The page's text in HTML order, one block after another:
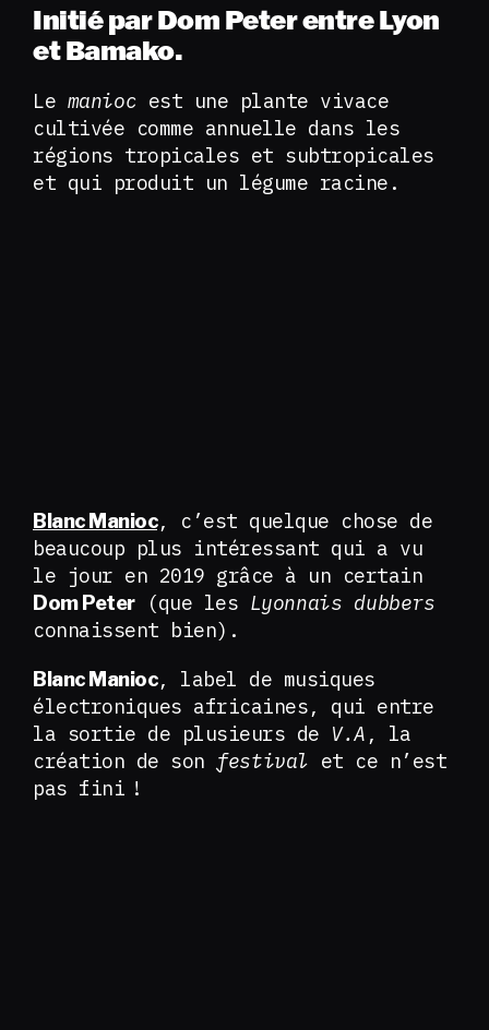
Initié par Dom Peter entre Lyon
et Bamako.
Le manioc est une plante vivace
cultivée comme annuelle dans les
régions tropicales et subtropicales
et qui produit un légume racine.
Blanc Manioc, c’est quelque chose de
beaucoup plus intéressant qui a vu
le jour en 2019 grâce à un certain
Dom Peter(que les Lyonnais dubbers
connaissent bien).
Blanc Manioc, label de musiques
électroniques africaines, qui entre
la sortie de plusieurs de V.A , la
création de son festival et ce n’est
pas fini !